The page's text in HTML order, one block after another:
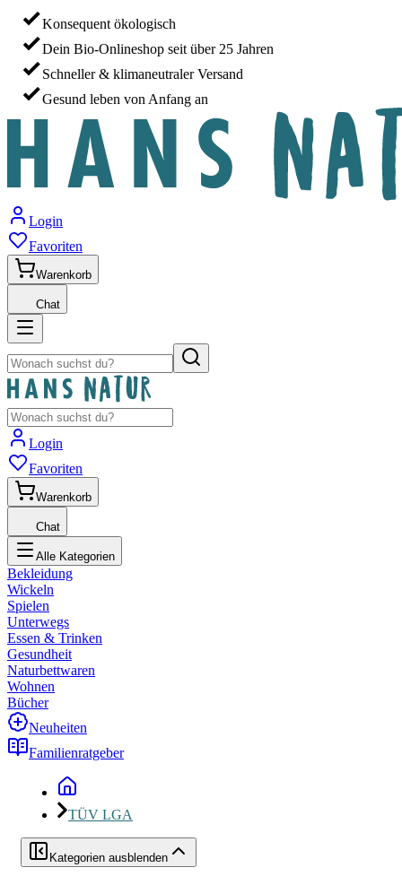
Konsequent ökologisch
Dein Bio-Onlineshop seit über 25 Jahren
Schneller & klimaneutraler Versand
Gesund leben von Anfang an
Login
Favoriten
Warenkorb
Chat
Login
Favoriten
Warenkorb
Chat
Alle Kategorien
Bekleidung
Wickeln
Spielen
Unterwegs
Essen & Trinken
Gesundheit
Naturbettwaren
Wohnen
Bücher
Neuheiten
Familienratgeber
TÜV LGA
Kategorien ausblenden